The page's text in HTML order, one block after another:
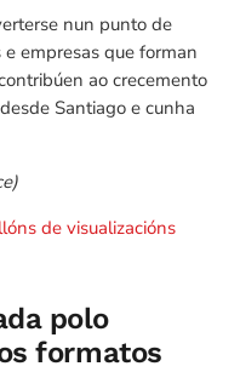
nun punto de
empresas que forman
ao crecemento
Santiago e cunha
de visualizacións
polo
formatos